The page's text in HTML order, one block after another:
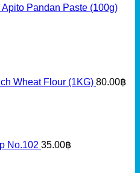
Apito Pandan Paste (100g)
Wheat Flour (1KG) 80.00฿
No.102 35.00฿